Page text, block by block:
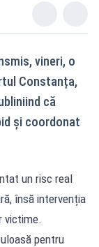
vineri, o
Constanța,
că
și coordonat
un risc real
însă intervenția
victime.
pentru